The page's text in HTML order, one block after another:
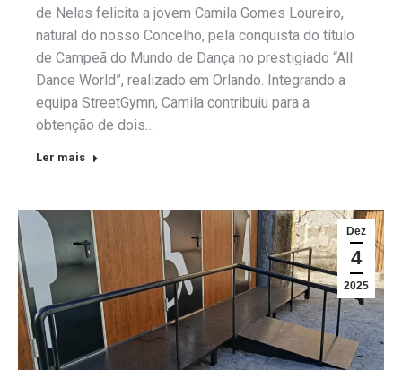
de Nelas felicita a jovem Camila Gomes Loureiro,
natural do nosso Concelho, pela conquista do título
de Campeã do Mundo de Dança no prestigiado “All
Dance World”, realizado em Orlando. Integrando a
equipa StreetGymn, Camila contribuiu para a
obtenção de dois…
Ler mais
Dez
4
2025